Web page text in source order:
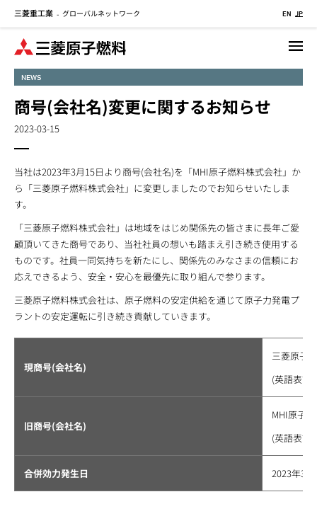
三菱重工業 - グローバルネットワーク EN JP
NEWS
商号(会社名)変更に関するお知らせ
2023-03-15
当社は2023年3月15日より商号(会社名)を「MHI原子燃料株式会社」か
ら「三菱原子燃料株式会社」に変更しましたのでお知らせいたしま
す。
「三菱原子燃料株式会社」は地域をはじめ関係先の皆さまに長年ご愛
顧頂いてきた商号であり、当社社員の想いも踏まえ引き続き使用する
ものです。社員一同気持ちを新たにし、関係先のみなさまの信頼にお
応えできるよう、安全・安心を最優先に取り組んで参ります。
三菱原子燃料株式会社は、原子燃料の安定供給を通じて原子力発電プ
ラントの安定運転に引き続き貢献していきます。
現商号(会社名)
三菱原子
(英語表記
旧商号(会社名)
MHI原子
(英語表記
合併効力発生日 2023年3